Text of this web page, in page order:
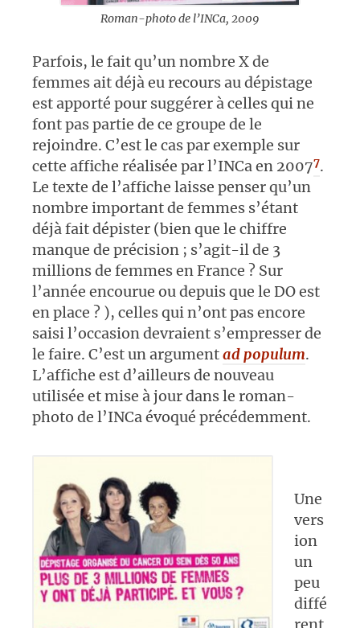
Roman-photo de l’INCa, 2009
Parfois, le fait qu’un nombre X de
femmes ait déjà eu recours au dépistage
est apporté pour suggérer à celles qui ne
font pas partie de ce groupe de le
rejoindre. C’est le cas par exemple sur
cette affiche réalisée par l’INCa en 20077.
Le texte de l’affiche laisse penser qu’un
nombre important de femmes s’étant
déjà fait dépister (bien que le chiffre
manque de précision ; s’agit-il de 3
millions de femmes en France ? Sur
l’année encourue ou depuis que le DO est
en place ? ), celles qui n’ont pas encore
saisi l’occasion devraient s’empresser de
le faire. C’est un argumentad populum.
L’affiche est d’ailleurs de nouveau
utilisée et mise à jour dans le roman-
photo de l’INCa évoqué précédemment.
Une
vers
ion
un
peu
diffé